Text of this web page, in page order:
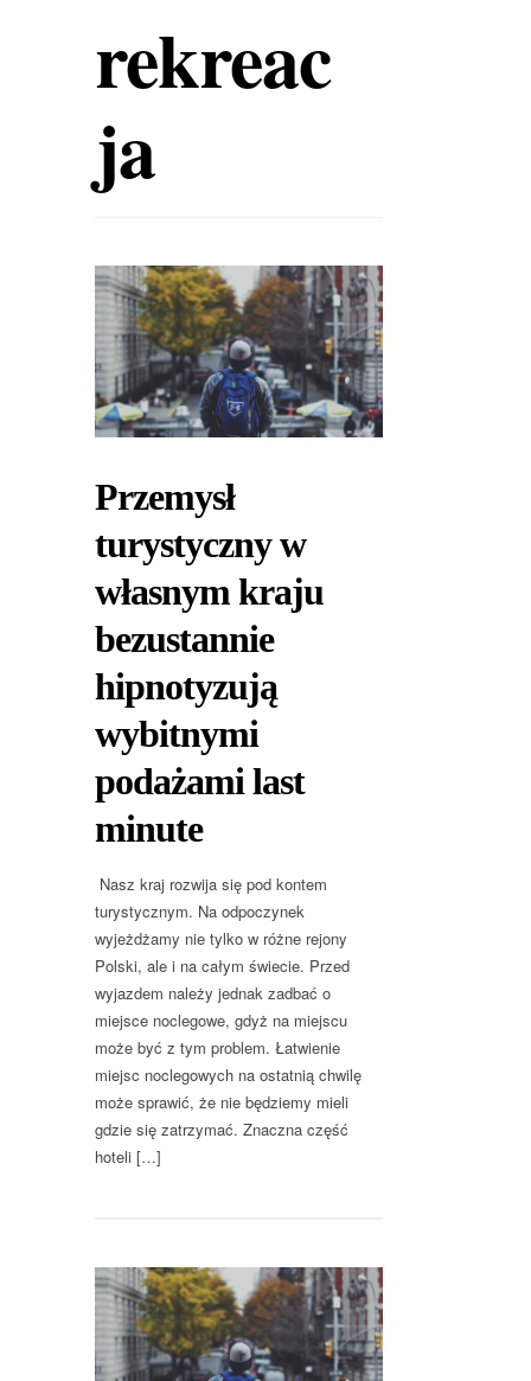
rekreac
ja
Przemysł
turystyczny w
własnym kraju
bezustannie
hipnotyzują
wybitnymi
podażami last
minute
Nasz kraj rozwija się pod kontem
turystycznym. Na odpoczynek
wyjeżdżamy nie tylko w różne rejony
Polski, ale i na całym świecie. Przed
wyjazdem należy jednak zadbać o
miejsce noclegowe, gdyż na miejscu
może być z tym problem. Łatwienie
miejsc noclegowych na ostatnią chwilę
może sprawić, że nie będziemy mieli
gdzie się zatrzymać. Znaczna część
hoteli […]